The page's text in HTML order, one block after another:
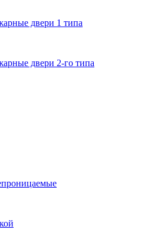
двери 1 типа
двери 2-го типа